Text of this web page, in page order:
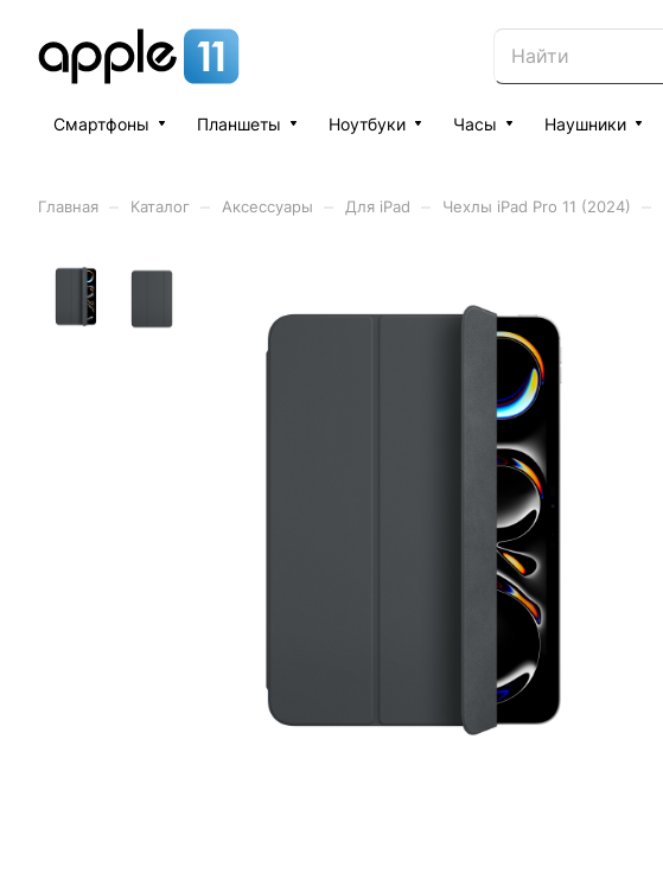
Смартфоны Планшеты Ноутбуки Часы Наушники
Главная Каталог Аксессуары Для iPad Чехлы iPad Pro 11 (2024)